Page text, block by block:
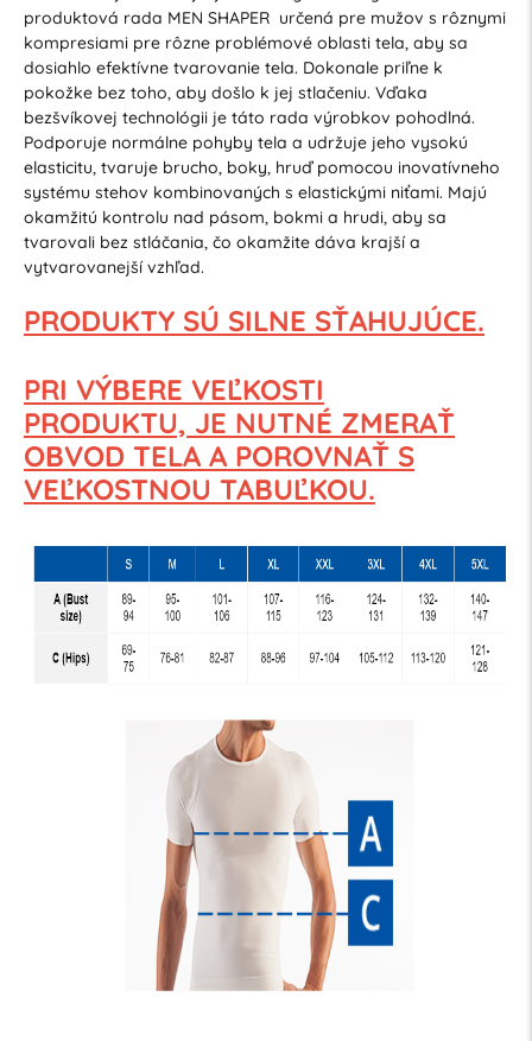
produktová rada MEN SHAPER určená pre mužov s rôznymi
kompresiami pre rôzne problémové oblasti tela, aby sa
dosiahlo efektívne tvarovanie tela. Dokonale priľne k
pokožke bez toho, aby došlo k jej stlačeniu. Vďaka
bezšvíkovej technológii je táto rada výrobkov pohodlná.
Podporuje normálne pohyby tela a udržuje jeho vysokú
elasticitu, tvaruje brucho, boky, hruď pomocou inovatívneho
systému stehov kombinovaných s elastickými niťami. Majú
okamžitú kontrolu nad pásom, bokmi a hrudi, aby sa
tvarovali bez stláčania, čo okamžite dáva krajší a
vytvarovanejší vzhľad.
PRODUKTY SÚ SILNE SŤAHUJÚCE.
PRI VÝBERE VEĽKOSTI
PRODUKTU, JE NUTNÉ ZMERAŤ
OBVOD TELA A POROVNAŤ S
VEĽKOSTNOU TABUĽKOU.